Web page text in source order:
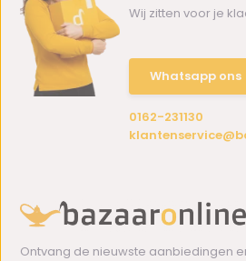
Wij zitten voor je
Whatsapp ons
0162-231130
Ontvang de nieuwste aanbiedingen